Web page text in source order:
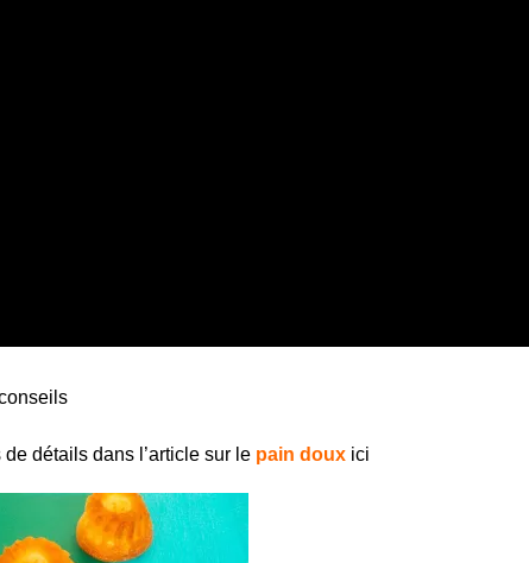
détails dans l’article sur le pain doux ici